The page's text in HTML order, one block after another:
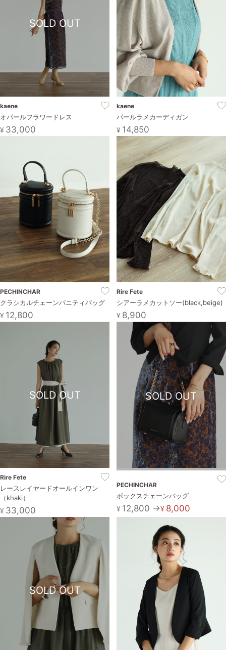
SOLD OUT
kaene
オパールフラワードレス
¥33,000
kaene
パールラメカーディガン
¥14,850
PECHINCHAR
クラシカルチェーンバニティバッグ
¥12,800
Rire Fete
シアーラメカットソー(black,beige)
¥8,900
SOLD OUT
Rire Fete
レースレイヤードオールインワン
（khaki）
¥33,000
SOLD OUT
PECHINCHAR
ボックスチェーンバッグ
¥12,800 →¥8,000
SOLD OUT